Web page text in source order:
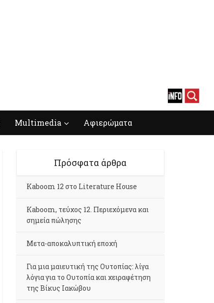
Multimedia Αφιερώματα
Πρόσφατα άρθρα
Kaboom 12 στο Literature House
Kaboom, τεύχος 12. Περιεχόμενα και
σημεία πώλησης
Μετα-αποκαλυπτική εποχή
Για μια μαιευτική της Ουτοπίας: λίγα
λόγια για το Ουτοπία και χειραφέτηση
της Βίκυς Ιακώβου